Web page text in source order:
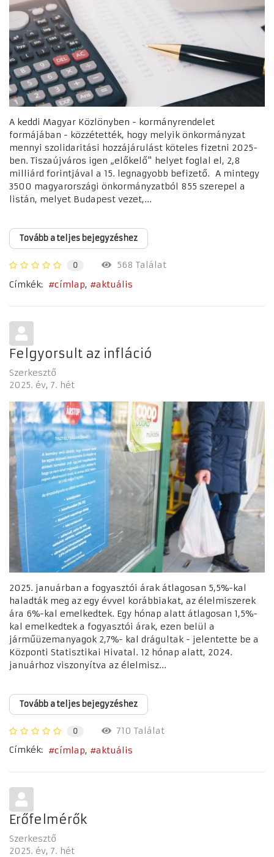
A keddi Magyar Közlönyben - kormányrendelet
formájában - közzétették, hogy melyik önkormányzat
mennyi szolidaritási hozzájárulást köteles fizetni 2025-
ben. Tiszaújváros igen „előkelő" helyet foglal el, 2,8
milliárd forintjával a 15. legnagyobb befizető. A mintegy
3500 magyarországi önkormányzatból 855 szerepel a
listán, melyet Budapest vezet,...
Tovább a teljes bejegyzéshez
0
568 Találat
Címkék:
címlap aktuális
Felgyorsult az infláció
Szerkesztő
2025. év 7. hét
2025. januárban a fogyasztói árak átlagosan 5,5%-kal
haladták meg az egy évvel korábbiakat, az élelmiszerek
ára 6%-kal emelkedtek. Egy hónap alatt átlagosan 1,5%-
kal emelkedtek a fogyasztói árak, ezen belül a
járműüzemanyagok 2,7%- kal drágultak - jelentette be a
Központi Statisztikai Hivatal. 12 hónap alatt, 2024.
januárhoz viszonyítva az élelmisz...
Tovább a teljes bejegyzéshez
0
710 Találat
Címkék:
címlap aktuális
Erőfelmérők
Szerkesztő
2025. év 7. hét